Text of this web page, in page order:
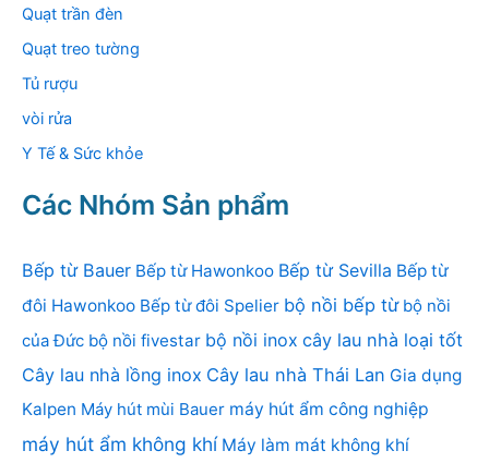
Quạt trần đèn
Quạt treo tường
Tủ rượu
vòi rửa
Y Tế & Sức khỏe
Các Nhóm Sản phẩm
Bếp từ Bauer Bếp từ Hawonkoo Bếp từ Sevilla Bếp từ
đôi Hawonkoo Bếp từ đôi Spelier bộ nồi bếp từ bộ nồi
của Đức bộ nồi fivestar bộ nồi inox cây lau nhà loại tốt
Cây lau nhà lồng inox Cây lau nhà Thái Lan Gia dụng
Kalpen Máy hút mùi Bauer máy hút ẩm công nghiệp
máy hút ẩm không khí Máy làm mát không khí